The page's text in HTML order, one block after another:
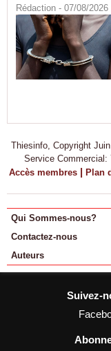
Rédaction - 07/08/2026
Thiesinfo, Copyright
Service Commercial:
Accès membres | Plan
Qui Sommes-nous?
Contactez-nous
Auteurs
Suivez-